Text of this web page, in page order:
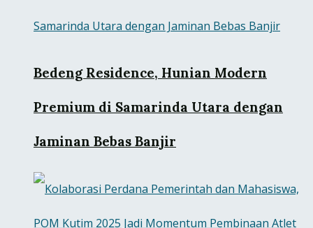
Bedeng Residence, Hunian Modern
Premium di Samarinda Utara dengan
Jaminan Bebas Banjir